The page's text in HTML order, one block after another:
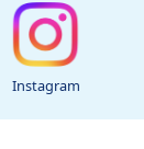
Instagram